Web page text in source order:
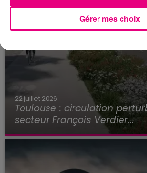
22 juillet 2026
Toulouse : circulation
secteur François Verdier...
Gérer mes choix